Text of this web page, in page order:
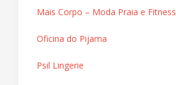
Mais Corpo – Moda Praia e Fitness
Oficina do Pijama
Psil Lingerie